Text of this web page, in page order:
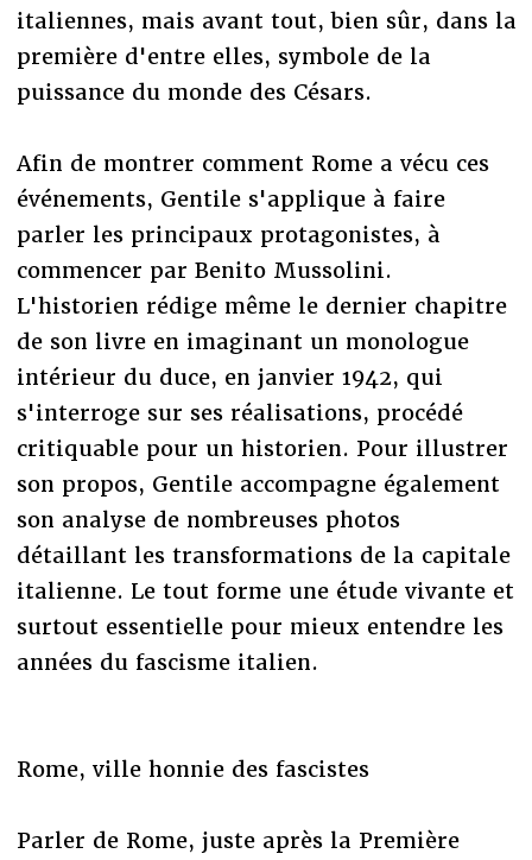
italiennes, mais avant tout, bien sûr, dans la
première d'entre elles, symbole de la
puissance du monde des Césars.
Afin de montrer comment Rome a vécu ces
événements, Gentile s'applique à faire
parler les principaux protagonistes, à
commencer par Benito Mussolini.
L'historien rédige même le dernier chapitre
de son livre en imaginant un monologue
intérieur du duce, en janvier 1942, qui
s'interroge sur ses réalisations, procédé
critiquable pour un historien. Pour illustrer
son propos, Gentile accompagne également
son analyse de nombreuses photos
détaillant les transformations de la capitale
italienne. Le tout forme une étude vivante et
surtout essentielle pour mieux entendre les
années du fascisme italien.
Rome, ville honnie des fascistes
Parler de Rome, juste après la Première